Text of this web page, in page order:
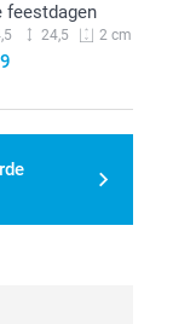
feestdagen
24,5 2 cm